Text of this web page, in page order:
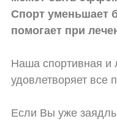
Спорт уменьшает
помогает при
Наша спортивная и
удовлетворяет все
Если Вы уже